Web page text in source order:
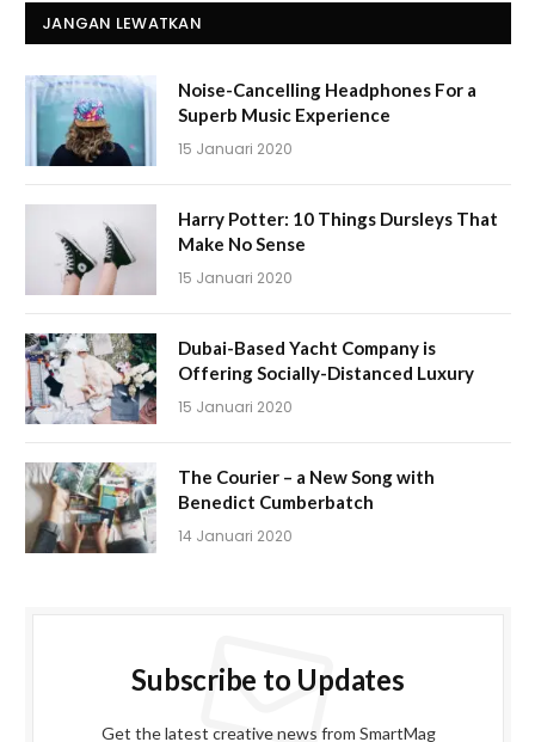
JANGAN LEWATKAN
Noise-Cancelling Headphones For a
Superb Music Experience
15 Januari 2020
Harry Potter: 10 Things Dursleys That
Make No Sense
15 Januari 2020
Dubai-Based Yacht Company is
Offering Socially-Distanced Luxury
15 Januari 2020
The Courier – a New Song with
Benedict Cumberbatch
14 Januari 2020
Subscribe to Updates
Get the latest creative news from SmartMag